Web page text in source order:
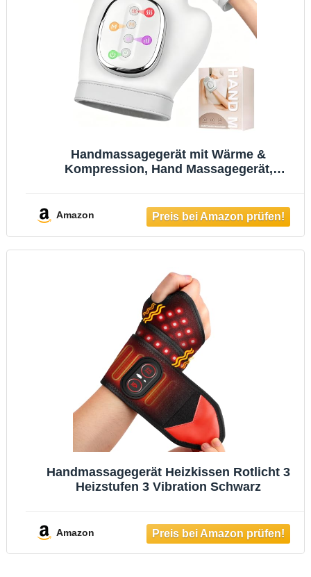
Handmassagegerät mit Wärme &
Kompression, Hand Massagegerät,
Handermüdung krankheiten,Geschenk für
Familie Freunde
Amazon
Handmassagegerät Heizkissen Rotlicht 3
Heizstufen 3 Vibration Schwarz
Amazon